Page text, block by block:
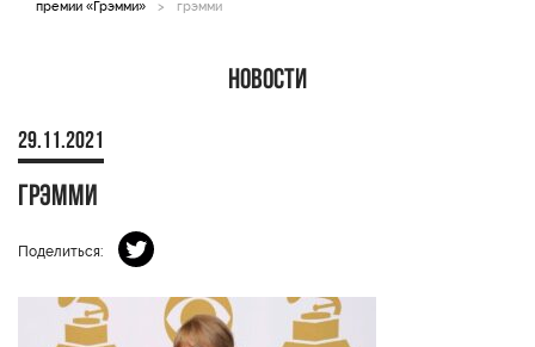
премии «Грэмми»
> грэмми
Новости
29.11.2021
грэмми
Поделиться: